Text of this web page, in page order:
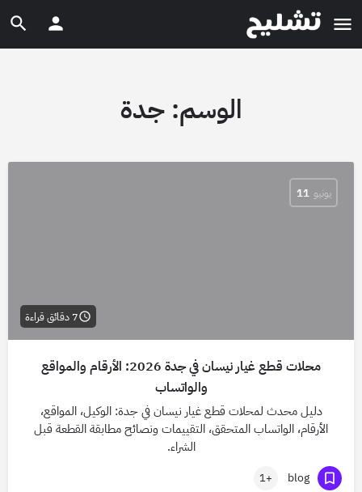
الوسم:جدة
يونيو 11
7 دقائق قراءة
محلات قطع غيار نيسان في جدة 2026: الأرقام والمواقع
والواتساب
دليل محدث لمحلات قطع غيار نيسان في جدة: الوكيل، المواقع،
الأرقام، الواتساب المتحقق، التقييمات ونصائح مطابقة القطعة قبل
الشراء.
blog
+1